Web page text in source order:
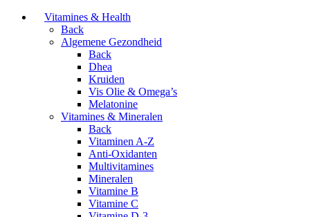
Vitamines & Health
Back
Algemene Gezondheid
Back
Dhea
Kruiden
Vis Olie & Omega’s
Melatonine
Vitamines & Mineralen
Back
Vitaminen A-Z
Anti-Oxidanten
Multivitamines
Mineralen
Vitamine B
Vitamine C